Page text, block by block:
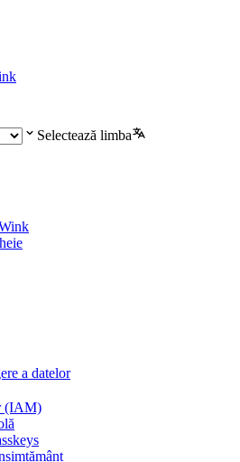
Selectează limba
a datelor
(IAM)